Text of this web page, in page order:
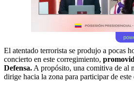
El atentado terrorista se produjo a pocas
concierto en este corregimiento,
Defensa. A propósito, una comitiva de al
dirige hacia la zona para participar de este